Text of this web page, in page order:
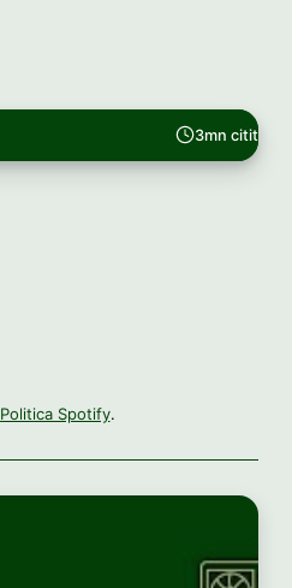
3mn citit
Politica Spotify.